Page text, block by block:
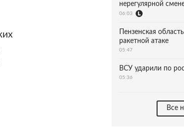
нерегулярной
06:03
Пензенская
ракетной атаке
05:47
ВСУ ударили по
05:36
Все